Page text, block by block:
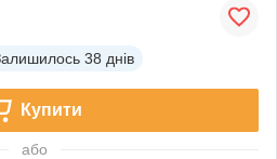
38 днів
Купити
або